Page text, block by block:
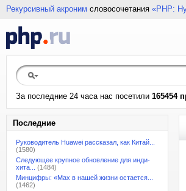
Рекурсивный акроним словосочетания «PHP:
За последние 24 часа нас посетили 165454
Последние
Руководитель Huawei рассказал, как Китай...
(1580)
Следующее крупное обновление для инди-
хита...
(1484)
Минцифры: «Max в нашей жизни остается...
(1462)